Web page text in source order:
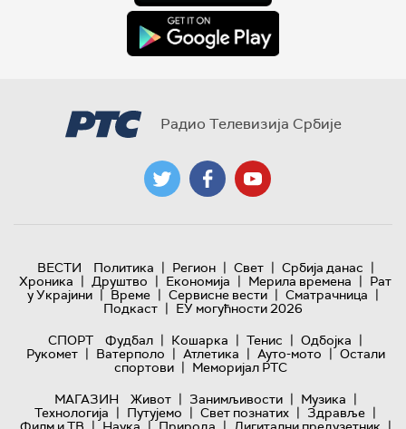
Радио Телевизија Србије
ВЕСТИ Политика | Регион | Свет | Србија данас |
Хроника | Друштво | Економија | Мерила времена | Рат
у Украјини | Време | Сервисне вести | Сматрачница |
Подкаст | ЕУ могућности 2026
СПОРТ
Фудбал | Кошарка | Тенис | Одбојка |
Рукомет | Ватерполо | Атлетика | Ауто-мото | Остали
спортови | Меморијал РТС
МАГАЗИН
Живот | Занимљивости | Музика |
Технологијa | Путујемо | Свет познатих | Здравље |